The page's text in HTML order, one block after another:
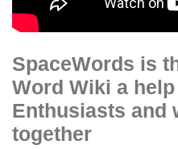
SpaceWords is
Word Wiki a
Enthusiasts and
together